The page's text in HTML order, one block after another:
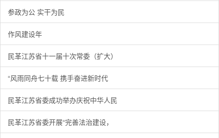
参政为公 实干为民
作风建设年
民革江苏省十一届十次常委（扩大）
“风雨同舟七十载 携手奋进新时代
民革江苏省委成功举办庆祝中华人民
民革江苏省委开展“完善法治建设，